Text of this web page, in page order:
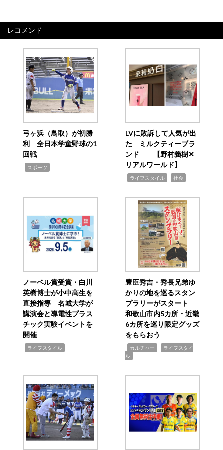
レコメンド
弓ヶ浜（鳥取）が初勝
利 全日本学童野球の1
回戦
スポーツ
LVに敗訴して人気が出
た ミルクティーブラ
ンド 【野村義樹✕
リアルワールド】
ライフスタイル 社会
ノーベル賞受賞・白川
英樹博士が小中高生を
直接指導 名城大学が
講演会と導電性プラス
チック実験イベントを
開催
ライフスタイル
豊臣秀吉・秀長兄弟ゆ
かりの地を巡るスタン
プラリーがスタート
和歌山市内5カ所・近畿
6カ所を巡り限定グッズ
をもらおう
カルチャー
ライフスタイ
ル